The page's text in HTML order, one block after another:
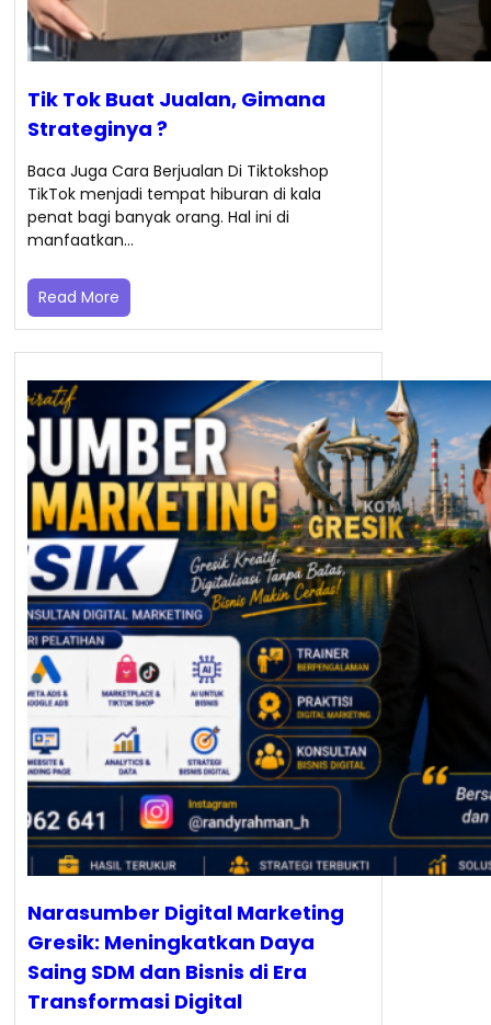
Tik Tok Buat Jualan, Gimana
Strateginya ?
Baca Juga Cara Berjualan Di Tiktokshop
TikTok menjadi tempat hiburan di kala
penat bagi banyak orang. Hal ini di
manfaatkan…
Read More
Narasumber Digital Marketing
Gresik: Meningkatkan Daya
Saing SDM dan Bisnis di Era
Transformasi Digital